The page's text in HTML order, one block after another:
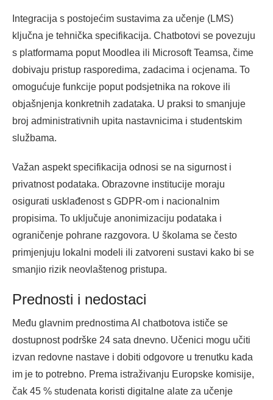
Integracija s postojećim sustavima za učenje (LMS)
ključna je tehnička specifikacija. Chatbotovi se povezuju
s platformama poput Moodlea ili Microsoft Teamsa, čime
dobivaju pristup rasporedima, zadacima i ocjenama. To
omogućuje funkcije poput podsjetnika na rokove ili
objašnjenja konkretnih zadataka. U praksi to smanjuje
broj administrativnih upita nastavnicima i studentskim
službama.
Važan aspekt specifikacija odnosi se na sigurnost i
privatnost podataka. Obrazovne institucije moraju
osigurati usklađenost s GDPR-om i nacionalnim
propisima. To uključuje anonimizaciju podataka i
ograničenje pohrane razgovora. U školama se često
primjenjuju lokalni modeli ili zatvoreni sustavi kako bi se
smanjio rizik neovlaštenog pristupa.
Prednosti i nedostaci
Među glavnim prednostima AI chatbotova ističe se
dostupnost podrške 24 sata dnevno. Učenici mogu učiti
izvan redovne nastave i dobiti odgovore u trenutku kada
im je to potrebno. Prema istraživanju Europske komisije,
čak 45 % studenata koristi digitalne alate za učenje